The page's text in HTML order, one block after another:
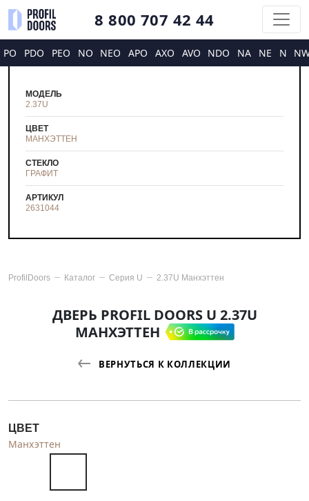
8 800 707 42 44
PO PDO PEO NO NEO APO AXO AVO NDO NA NE N
МОДЕЛЬ
2.37U
ЦВЕТ
МАНХЭТТЕН
СТЕКЛО
ГРАФИТ
АРТИКУЛ
2631044
ProfilDoors Каталог Серия U 2.37U Манхэттен
ДВЕРЬ PROFIL DOORS U 2.37U
МАНХЭТТЕН
ВЕРНУТЬСЯ К КОЛЛЕКЦИИ
ЦВЕТ
Манхэттен